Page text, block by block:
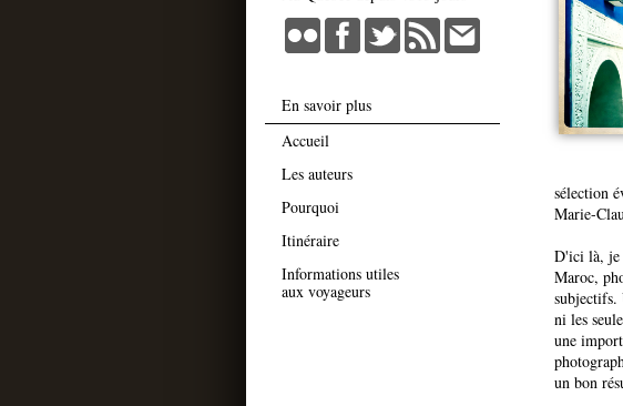
sélection
Marie-
D'ici là, je
Maroc,
subjectifs.
ni les
une
un bon
En savoir plus
Accueil
Les auteurs
Pourquoi
Itinéraire
Informations utiles
aux voyageurs